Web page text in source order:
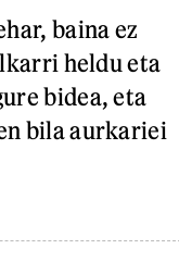
baina ez
heldu eta
bidea, eta
bila aurkariei